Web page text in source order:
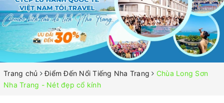
Trang chủ Điểm Đến Nổi Tiếng Nha Trang
Chùa Long Sơn
Nha Trang - Nét đẹp cổ kính